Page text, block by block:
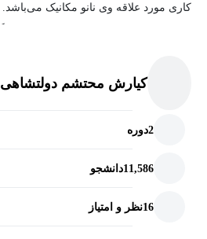
کاری مورد علاقه وی نانو مکانیک می‌باشد.
کیارش محتشم دولتشاهی
2دوره
11,586دانشجو
16نظر و امتیاز